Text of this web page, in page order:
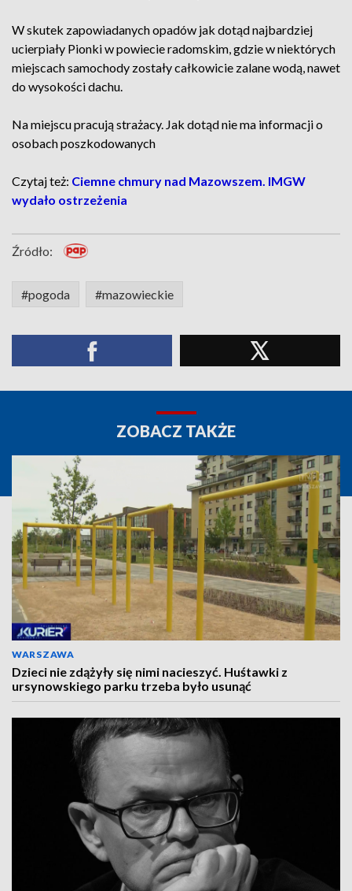
W skutek zapowiadanych opadów jak dotąd najbardziej
ucierpiały Pionki w powiecie radomskim, gdzie w niektórych
miejscach samochody zostały całkowicie zalane wodą, nawet
do wysokości dachu.
Na miejscu pracują strażacy. Jak dotąd nie ma informacji o
osobach poszkodowanych
Czytaj też: Ciemne chmury nad Mazowszem. IMGW
wydało ostrzeżenia
Źródło:
#pogoda #mazowieckie
ZOBACZ TAKŻE
WARSZAWA
Dzieci nie zdążyły się nimi nacieszyć. Huśtawki z
ursynowskiego parku trzeba było usunąć